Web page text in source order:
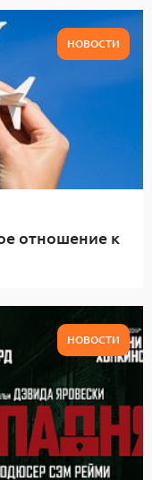
НОВОСТИ
отношение к
НОВОСТИ